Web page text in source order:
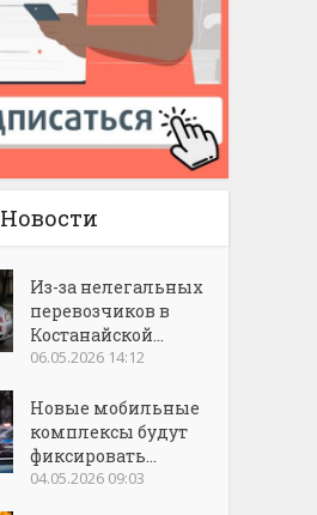
Новости
Из-за нелегальных
перевозчиков в
Костанайской...
06.05.2026 14:12
Новые мобильные
комплексы будут
фиксировать...
04.05.2026 09:03